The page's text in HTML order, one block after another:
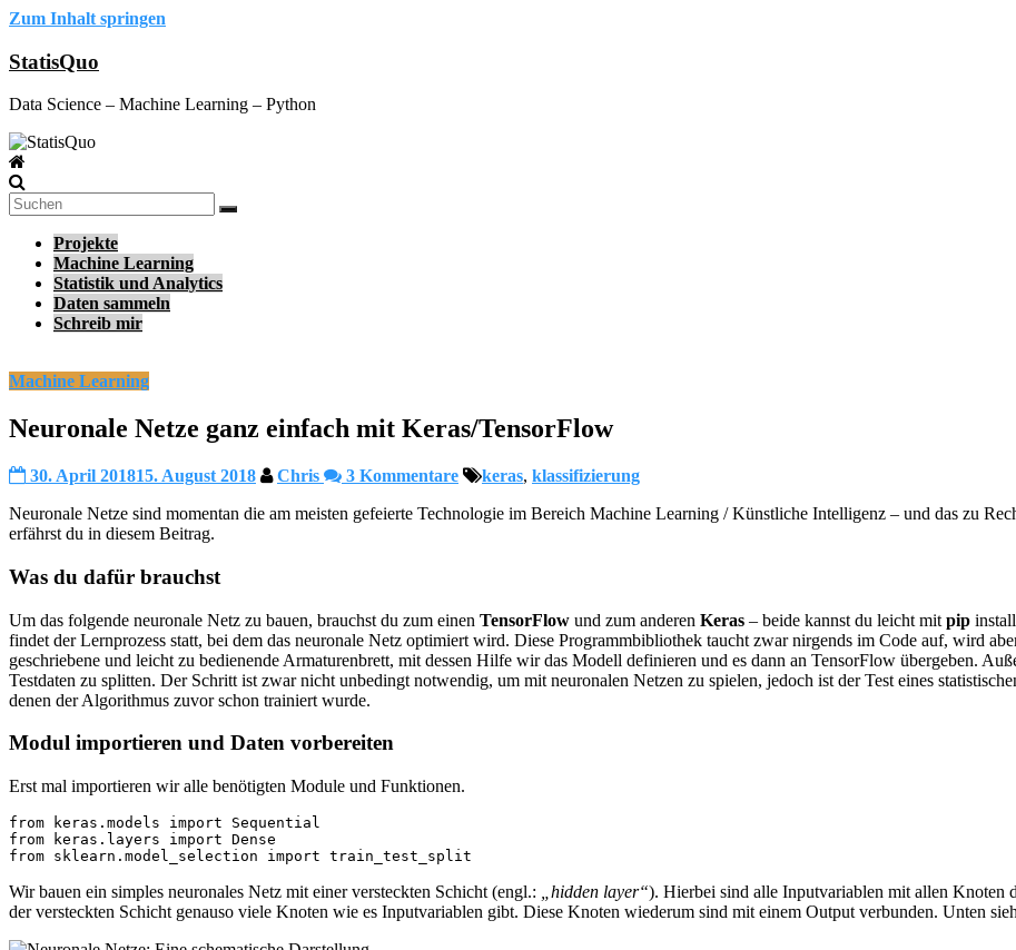
Zum Inhalt springen
StatisQuo
Data Science – Machine Learning – Python
Projekte
Machine Learning
Statistik und Analytics
Daten sammeln
Schreib mir
Machine Learning
Neuronale Netze ganz einfach mit Keras/TensorFlow
30. April 201815. August 2018 Chris 3 Kommentare keras, klassifizierung
Neuronale Netze sind momentan die am meisten gefeierte Technologie im Bereich Machine Learning / Künstliche Intelligenz – und das zu
erfährst du in diesem Beitrag.
Was du dafür brauchst
Um das folgende neuronale Netz zu bauen, brauchst du zum einen TensorFlow und zum anderen Keras – beide kannst du leicht mit pip
findet der Lernprozess statt, bei dem das neuronale Netz optimiert wird. Diese Programmbibliothek taucht zwar nirgends im Code auf, wird
geschriebene und leicht zu bedienende Armaturenbrett, mit dessen Hilfe wir das Modell definieren und es dann an TensorFlow übergeben.
Testdaten zu splitten. Der Schritt ist zwar nicht unbedingt notwendig, um mit neuronalen Netzen zu spielen, jedoch ist der Test eines
denen der Algorithmus zuvor schon trainiert wurde.
Modul importieren und Daten vorbereiten
Erst mal importieren wir alle benötigten Module und Funktionen.
from keras.models import Sequential
from keras.layers import Dense
from sklearn.model_selection import train_test_split
Wir bauen ein simples neuronales Netz mit einer versteckten Schicht (engl.: „hidden layer“). Hierbei sind alle Inputvariablen mit allen Knoten
der versteckten Schicht genauso viele Knoten wie es Inputvariablen gibt. Diese Knoten wiederum sind mit einem Output verbunden. Unten